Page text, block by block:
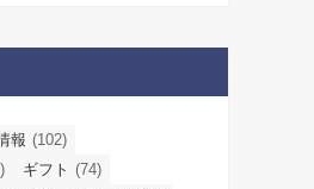
報 (102)
ギフト (74)